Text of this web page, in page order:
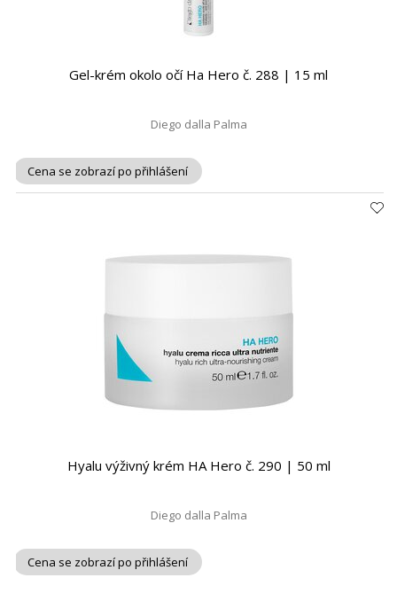
Gel-krém okolo očí Ha Hero č. 288 | 15 ml
Diego dalla Palma
Cena se zobrazí po přihlášení
Hyalu výživný krém HA Hero č. 290 | 50 ml
Diego dalla Palma
Cena se zobrazí po přihlášení